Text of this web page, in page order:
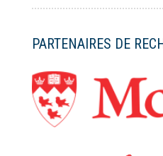
PARTENAIRES DE